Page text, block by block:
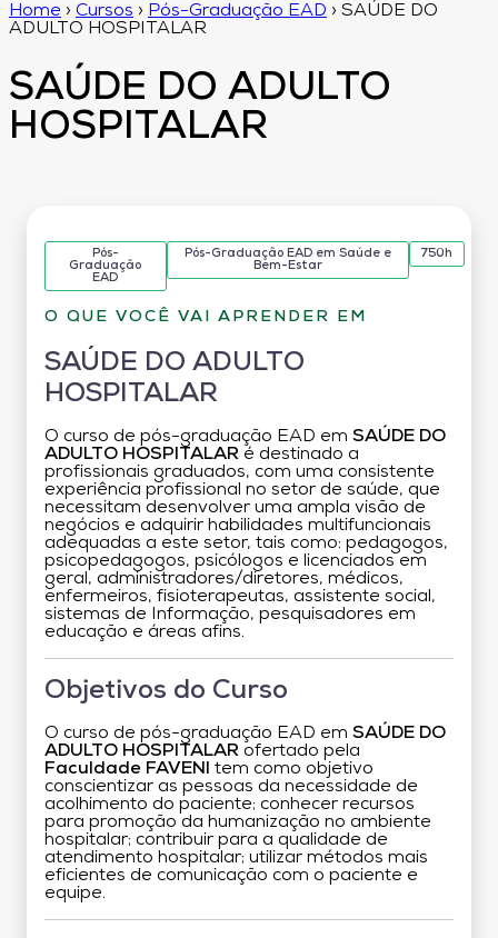
Home › Cursos › Pós-Graduação EAD › SAÚDE DO
ADULTO HOSPITALAR
SAÚDE DO ADULTO
HOSPITALAR
Pós-
Graduação
EAD
Pós-Graduação EAD em Saúde e
Bem-Estar
750h
O QUE VOCÊ VAI APRENDER EM
SAÚDE DO ADULTO
HOSPITALAR
O curso de pós-graduação EAD em SAÚDE DO
ADULTO HOSPITALAR é destinado a
profissionais graduados, com uma consistente
experiência profissional no setor de saúde, que
necessitam desenvolver uma ampla visão de
negócios e adquirir habilidades multifuncionais
adequadas a este setor, tais como: pedagogos,
psicopedagogos, psicólogos e licenciados em
geral, administradores/diretores, médicos,
enfermeiros, fisioterapeutas, assistente social,
sistemas de Informação, pesquisadores em
educação e áreas afins.
Objetivos do Curso
O curso de pós-graduação EAD em SAÚDE DO
ADULTO HOSPITALAR ofertado pela
Faculdade FAVENI
tem como objetivo
conscientizar as pessoas da necessidade de
acolhimento do paciente; conhecer recursos
para promoção da humanização no ambiente
hospitalar; contribuir para a qualidade de
atendimento hospitalar; utilizar métodos mais
eficientes de comunicação com o paciente e
equipe.